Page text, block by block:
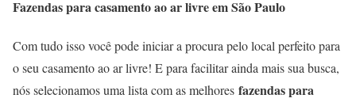
Fazendas para casamento ao ar livre em São Paulo
Com tudo isso você pode iniciar a procura pelo local perfeito para
o seu casamento ao ar livre! E para facilitar ainda mais sua busca,
nós selecionamos uma lista com as melhores fazendas para